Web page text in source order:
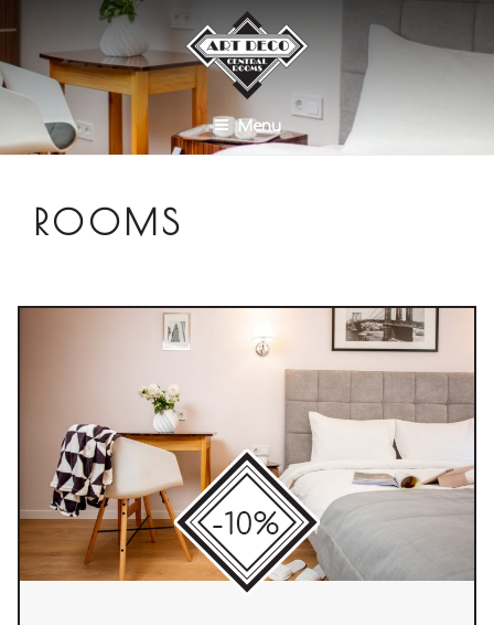
Menu
ROOMS